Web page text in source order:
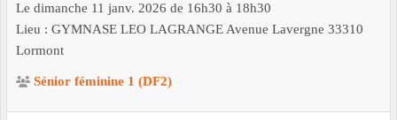
Le dimanche 11 janv. 2026 de 16h30 à 18h30
Lieu : GYMNASE LEO LAGRANGE Avenue Lavergne 33310
Lormont
Sénior féminine 1 (DF2)